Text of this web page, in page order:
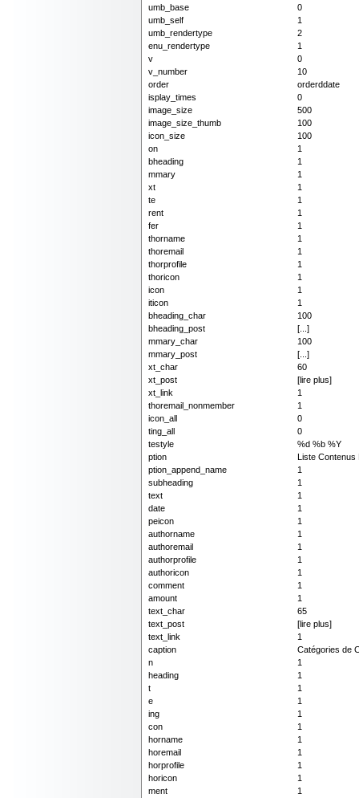
umb_base
0
umb_self
1
umb_rendertype
2
enu_rendertype
1
v
0
v_number
10
order
orderddate
isplay_times
0
image_size
500
image_size_thumb
100
icon_size
100
on
1
bheading
1
mmary
1
xt
1
te
1
rent
1
fer
1
thorname
1
thoremail
1
thorprofile
1
thoricon
1
icon
1
iticon
1
bheading_char
100
bheading_post
[...]
mmary_char
100
mmary_post
[...]
xt_char
60
xt_post
[lire plus]
xt_link
1
thoremail_nonmember
1
icon_all
0
ting_all
0
testyle
%d %b %Y
ption
Liste Contenus
ption_append_name
1
subheading
1
text
1
date
1
peicon
1
authorname
1
authoremail
1
authorprofile
1
authoricon
1
comment
1
amount
1
text_char
65
text_post
[lire plus]
text_link
1
caption
Catégories de
n
1
heading
1
t
1
e
1
ing
1
con
1
horname
1
horemail
1
horprofile
1
horicon
1
ment
1